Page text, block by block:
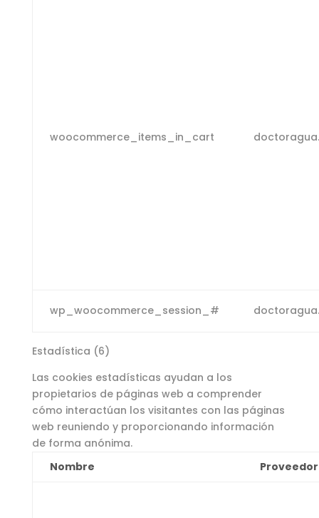
woocommerce_items_in_cart
wp_woocommerce_session_#
Estadística (6)
Las cookies estadísticas ayudan a los
propietarios de páginas web a comprender
cómo interactúan los visitantes con las páginas
web reuniendo y proporcionando información
de forma anónima.
Nombre
Proveedor